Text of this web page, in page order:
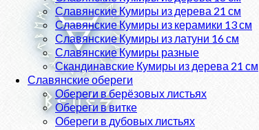
Славянские Кумиры из дерева 21 см
Славянские Кумиры из керамики 13 см
Славянские Кумиры из латуни 16 см
Славянские Кумиры разные
Скандинавские Кумиры из дерева 21 см
Славянские обереги
Обереги в берёзовых листьях
Обереги в витке
Обереги в дубовых листьях